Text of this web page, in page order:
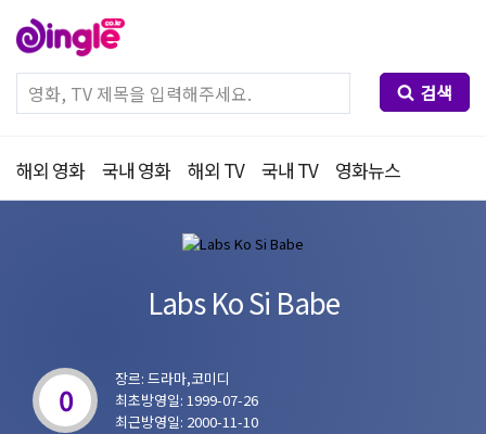
검색
해외 영화 국내 영화 해외 TV 국내 TV 영화뉴스
Labs Ko Si Babe
0
장르: 드라마,코미디
최초방영일: 1999-07-26
최근방영일: 2000-11-10